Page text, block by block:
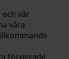
vår
våra
förvissade